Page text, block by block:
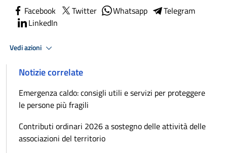
Facebook Twitter Whatsapp
Telegram
LinkedIn
Vedi azioni
Notizie correlate
Emergenza caldo: consigli utili e servizi per proteggere
le persone più fragili
Contributi ordinari 2026 a sostegno delle attività delle
associazioni del territorio